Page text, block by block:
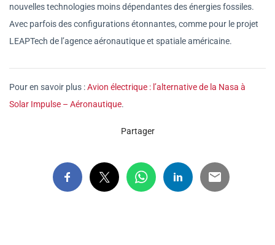
nouvelles technologies moins dépendantes des énergies fossiles.
Avec parfois des configurations étonnantes, comme pour le projet
LEAPTech de l’agence aéronautique et spatiale américaine.
Pour en savoir plus :Avion électrique : l’alternative de la Nasa à
Solar Impulse – Aéronautique.
Partager